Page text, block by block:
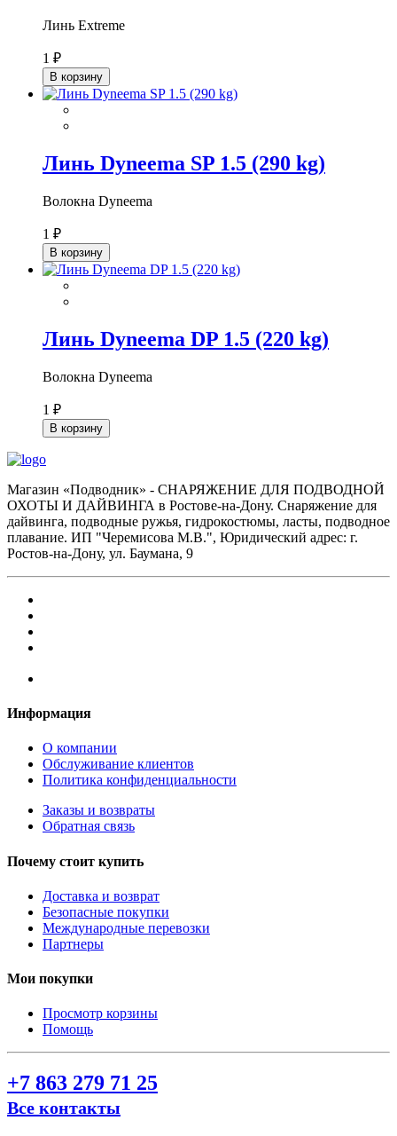
Линь Extreme
1 ₽
В корзину
Линь Dyneema SP 1.5 (290 kg)
Волокна Dyneema
1 ₽
В корзину
Линь Dyneema DP 1.5 (220 kg)
Волокна Dyneema
1 ₽
В корзину
Магазин «Подводник» - СНАРЯЖЕНИЕ ДЛЯ ПОДВОДНОЙ
ОХОТЫ И ДАЙВИНГА в Ростове-на-Дону. Снаряжение для
дайвинга, подводные ружья, гидрокостюмы, ласты, подводное
плавание. ИП "Черемисова М.В.", Юридический адрес: г.
Ростов-на-Дону, ул. Баумана, 9
Информация
О компании
Обслуживание клиентов
Политика конфиденциальности
Заказы и возвраты
Обратная связь
Почему стоит купить
Доставка и возврат
Безопасные покупки
Международные перевозки
Партнеры
Мои покупки
Просмотр корзины
Помощь
+7 863 279 71 25
Все контакты